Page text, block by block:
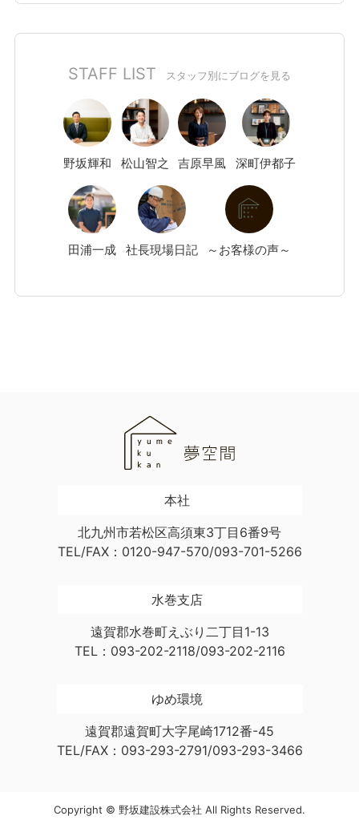
STAFF LIST スタッフ別にブログを見る
野坂輝和 松山智之 吉原早風 深町伊都子
田浦一成 社長現場日記 ～お客様の声～
本社
北九州市若松区高須東3丁目6番9号
TEL/FAX：0120-947-570/093-701-5266
水巻支店
遠賀郡水巻町えぶり二丁目1-13
TEL：093-202-2118/093-202-2116
ゆめ環境
遠賀郡遠賀町大字尾崎1712番-45
TEL/FAX：093-293-2791/093-293-3466
Copyright © 野坂建設株式会社 All Rights Reserved.